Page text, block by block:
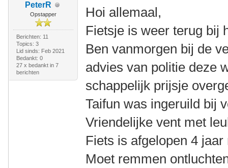
PeterR
Opstapper
Berichten: 11
Topics: 3
Lid sinds: Feb 2021
Bedankt: 0
27 x bedankt in 7
berichten
Hoi allemaal,
Fietsje is weer terug bij
Ben vanmorgen bij de
advies van politie deze
schappelijk prijsje
Taifun was ingeruild bij
Vriendelijke vent met
Fiets is afgelopen 4
Moet remmen